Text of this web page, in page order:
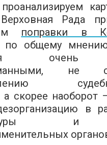
Рада
поправки в
по общему мнению
очень
не
а скорее наоборот
в
и